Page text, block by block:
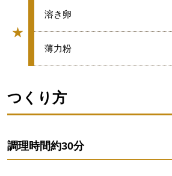
★
グループ
★
溶き卵
★
薄力粉
つくり方
調理時間約30分